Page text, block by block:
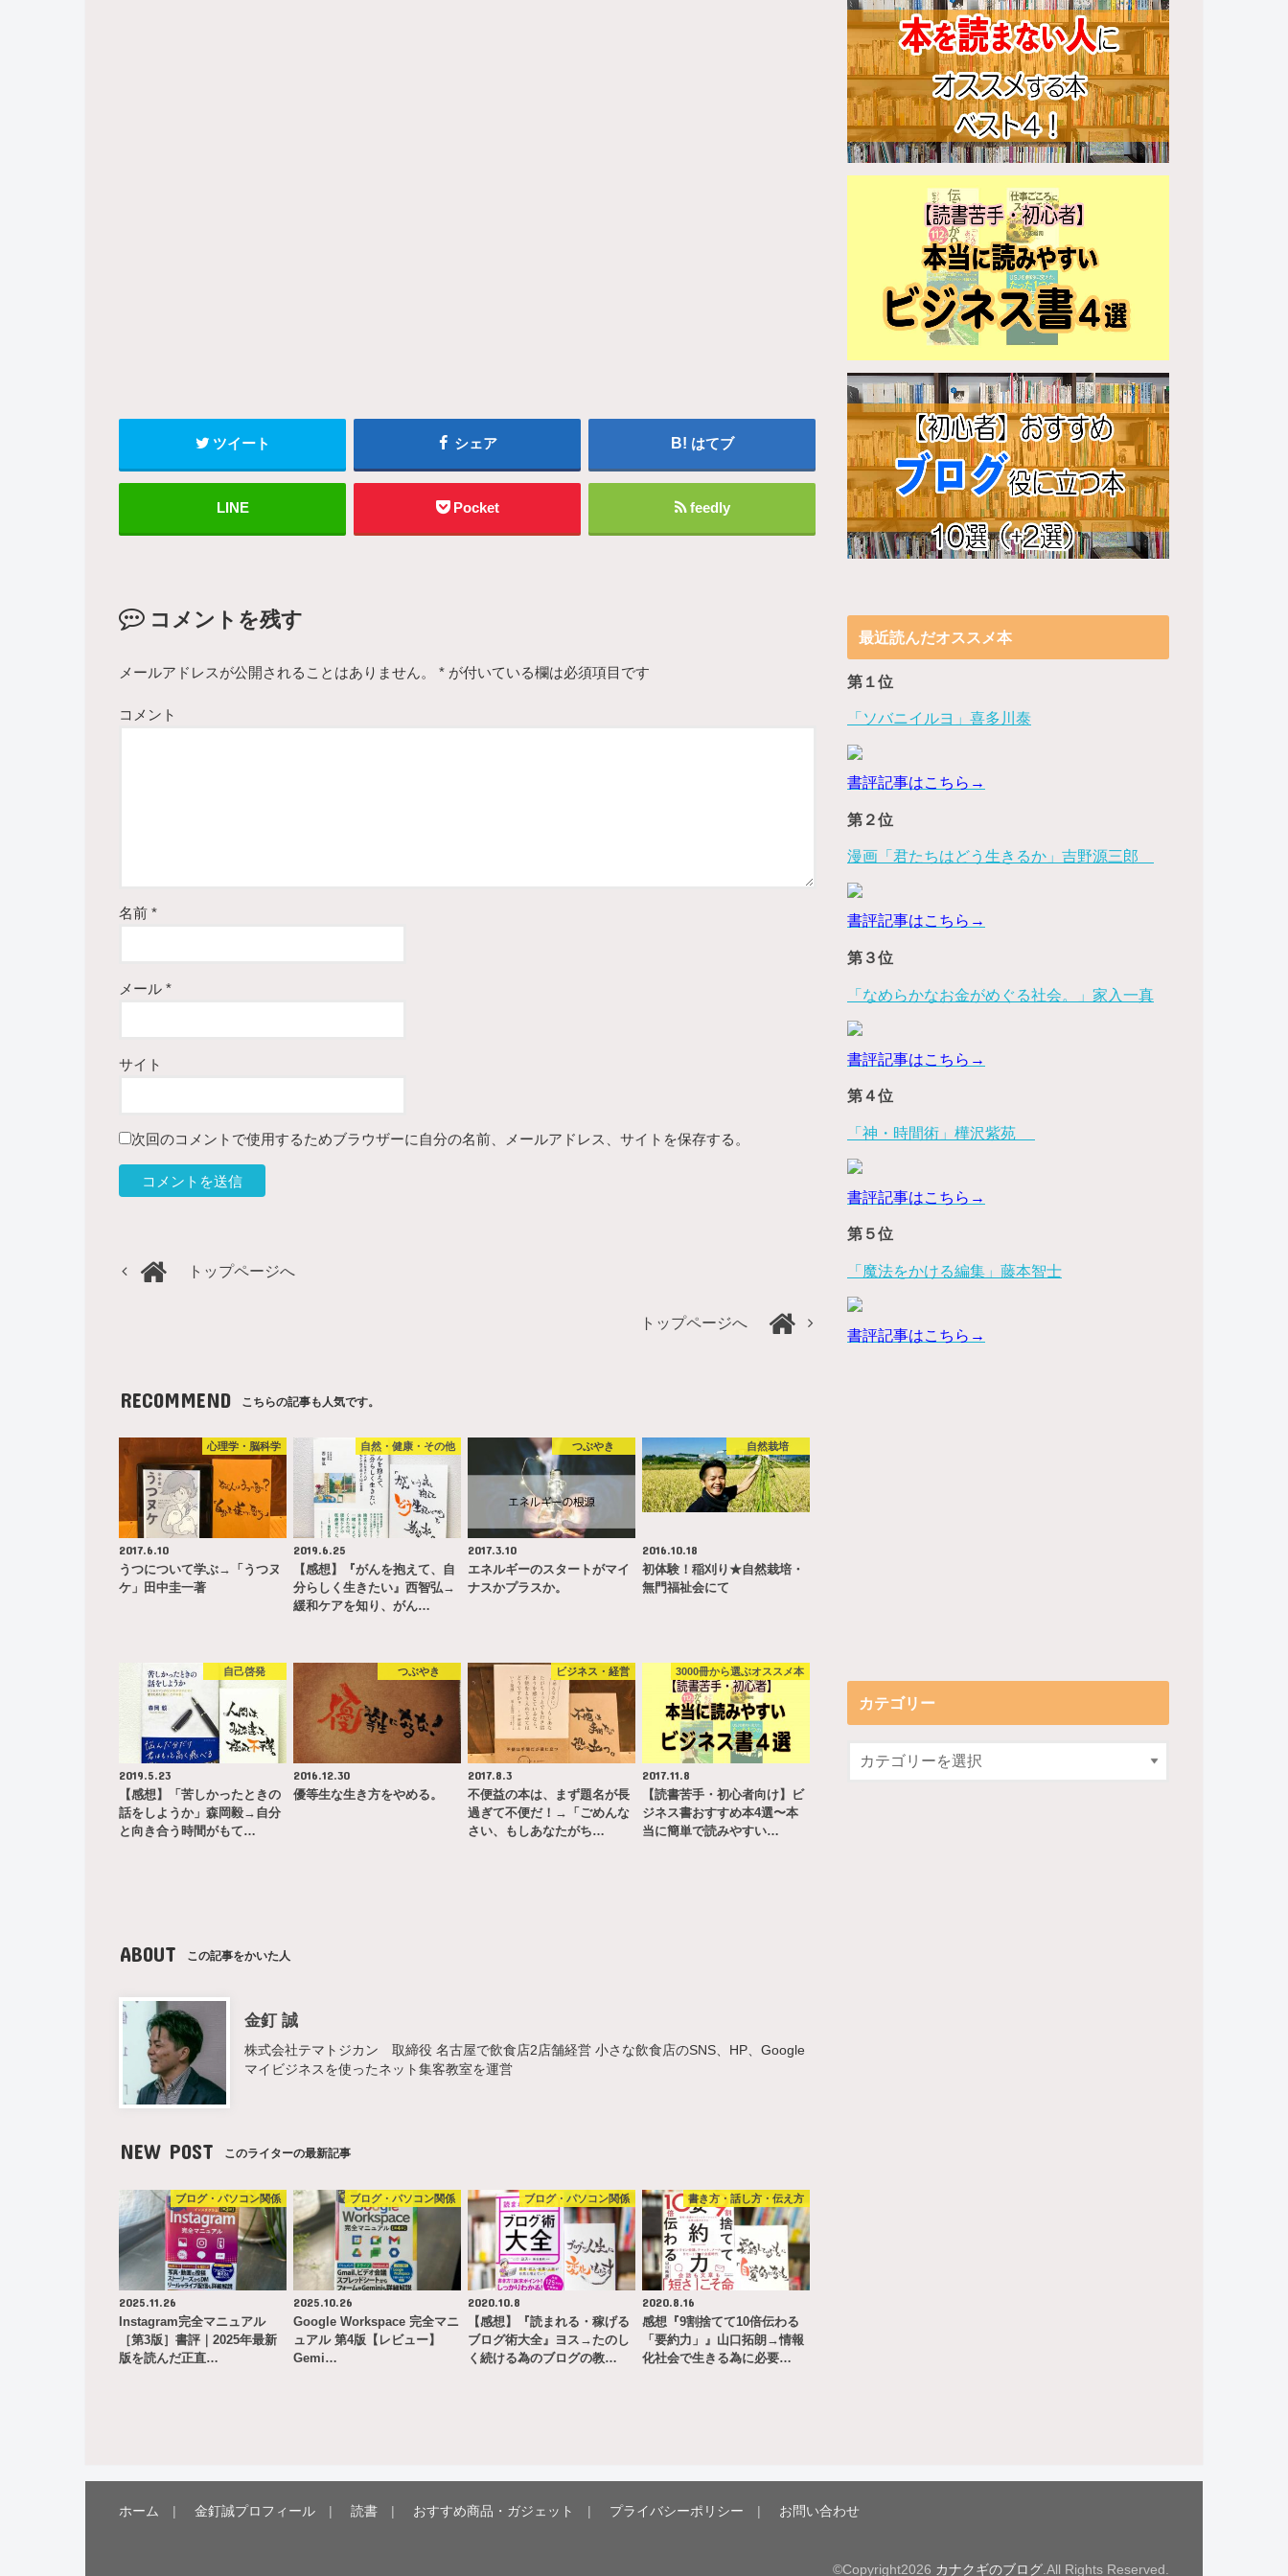
ツイート シェア はてブ
LINE Pocket feedly
コメントを残す
メールアドレスが公開されることはありません。 * が付いている欄は必須項目です
コメント
名前 *
メール *
サイト
次回のコメントで使用するためブラウザーに自分の名前、メールアドレス、サイトを保存する。
トップページへ
トップページへ
RECOMMEND こちらの記事も人気です。
心理学・脳科学
2017.6.10
うつについて学ぶ→「うつヌ
ケ」田中圭一著
自然・健康・その他
2019.6.25
【感想】『がんを抱えて、自
分らしく生きたい』西智弘→
緩和ケアを知り、がん…
つぶやき
2017.3.10
エネルギーのスタートがマイ
ナスかプラスか。
自然栽培
2016.10.18
初体験！稲刈り★自然栽培・
無門福祉会にて
自己啓発
2019.5.23
【感想】「苦しかったときの
話をしようか」森岡毅→自分
と向き合う時間がもて…
つぶやき
2016.12.30
優等生な生き方をやめる。
ビジネス・経営
2017.8.3
不便益の本は、まず題名が長
過ぎて不便だ！→「ごめんな
さい、もしあなたがち…
3000冊から選ぶオススメ本
2017.11.8
【読書苦手・初心者向け】ビ
ジネス書おすすめ本4選〜本
当に簡単で読みやすい…
ABOUT この記事をかいた人
金釘 誠
株式会社テマトジカン 取締役 名古屋で飲食店2店舗経営 小さな飲食店のSNS、HP、Google
マイビジネスを使ったネット集客教室を運営
NEW POST このライターの最新記事
ブログ・パソコン関係
2025.11.26
Instagram完全マニュアル
［第3版］書評｜2025年最新
版を読んだ正直…
ブログ・パソコン関係
2025.10.26
Google Workspace 完全マニ
ュアル 第4版【レビュー】
Gemi…
ブログ・パソコン関係
2020.10.8
【感想】『読まれる・稼げる
ブログ術大全』ヨス→たのし
く続ける為のブログの教…
書き方・話し方・伝え方
2020.8.16
感想『9割捨てて10倍伝わる
「要約力」』山口拓朗→情報
化社会で生きる為に必要…
最近読んだオススメ本
第１位
「ソバニイルヨ」喜多川泰
書評記事はこちら→
第２位
漫画「君たちはどう生きるか」吉野源三郎
書評記事はこちら→
第３位
「なめらかなお金がめぐる社会。」家入一真
書評記事はこちら→
第４位
「神・時間術」樺沢紫苑
書評記事はこちら→
第５位
「魔法をかける編集」藤本智士
書評記事はこちら→
カテゴリー
ホーム 金釘誠プロフィール 読書 おすすめ商品・ガジェット プライバシーポリシー お問い合わせ
©Copyright2026 カナクギのブログ .All Rights Reserved.